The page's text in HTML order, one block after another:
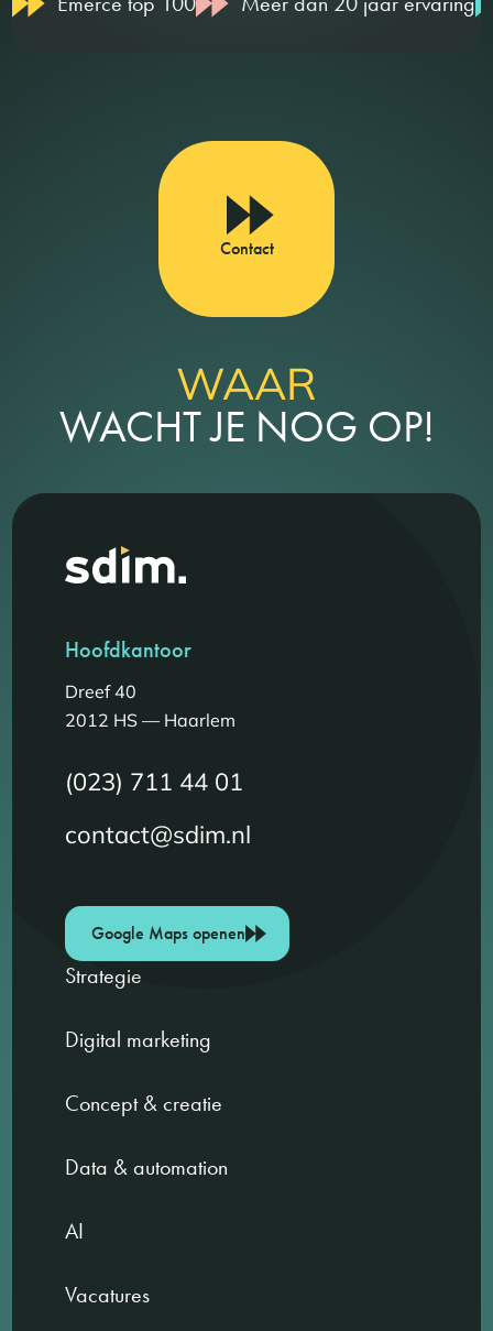
Contact
WAAR
WACHT JE NOG OP!
Hoofdkantoor
Dreef 40
2012 HS — Haarlem
(023) 711 44 01
contact@sdim.nl
Google Maps openen
Strategie
Digital marketing
Concept & creatie
Data & automation
AI
Vacatures